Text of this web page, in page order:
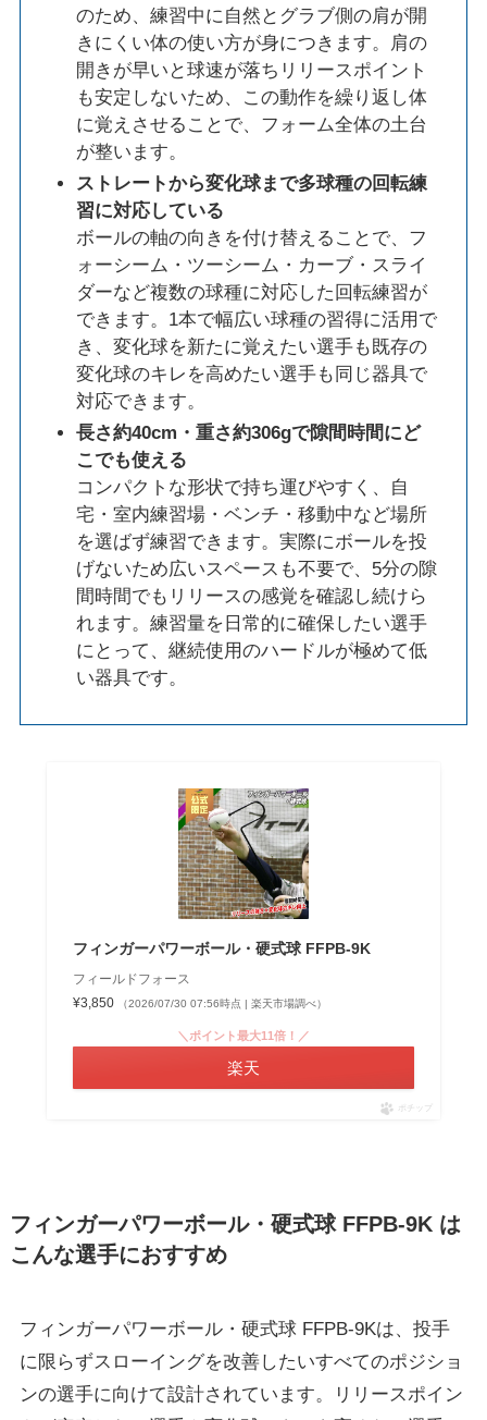
のため、練習中に自然とグラブ側の肩が開
きにくい体の使い方が身につきます。肩の
開きが早いと球速が落ちリリースポイント
も安定しないため、この動作を繰り返し体
に覚えさせることで、フォーム全体の土台
が整います。
ストレートから変化球まで多球種の回転練
習に対応している
ボールの軸の向きを付け替えることで、フ
ォーシーム・ツーシーム・カーブ・スライ
ダーなど複数の球種に対応した回転練習が
できます。1本で幅広い球種の習得に活用で
き、変化球を新たに覚えたい選手も既存の
変化球のキレを高めたい選手も同じ器具で
対応できます。
長さ約40cm・重さ約306gで隙間時間にど
こでも使える
コンパクトな形状で持ち運びやすく、自
宅・室内練習場・ベンチ・移動中など場所
を選ばず練習できます。実際にボールを投
げないため広いスペースも不要で、5分の隙
間時間でもリリースの感覚を確認し続けら
れます。練習量を日常的に確保したい選手
にとって、継続使用のハードルが極めて低
い器具です。
フィンガーパワーボール・硬式球 FFPB-9K
フィールドフォース
¥3,850
（2026/07/30 07:56時点 | 楽天市場調べ）
＼ポイント最大11倍！／
楽天
ポチップ
フィンガーパワーボール・硬式球 FFPB-9K は
こんな選手におすすめ
フィンガーパワーボール・硬式球 FFPB-9Kは、投手
に限らずスローイングを改善したいすべてのポジショ
ンの選手に向けて設計されています。リリースポイン